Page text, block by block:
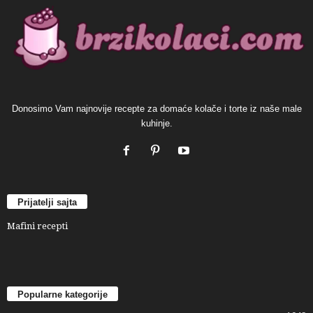
Donosimo Vam najnovije recepte za domaće kolače i torte iz naše male
kuhinje.
Prijatelji sajta
Mafini recepti
Popularne kategorije